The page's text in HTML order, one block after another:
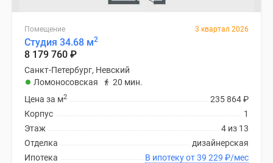
Помещение 3 квартал 2026
Студия 34.68 м2
8 179 760 ₽
Санкт-Петербург, Невский
Ломоносовская
20 мин.
235 864₽
Цена за м2
1
Корпус
4 из 13
Этаж
дизайнерская
Отделка
В ипотеку от 39 229 ₽/мес
Ипотека